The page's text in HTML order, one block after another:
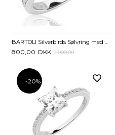
800,00 DKK 1.000,00
-20%